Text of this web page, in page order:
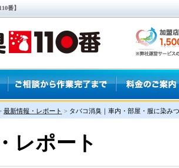
番】
最新情報・レポート > タバコ消臭｜車内・部屋・服に染み
レポート